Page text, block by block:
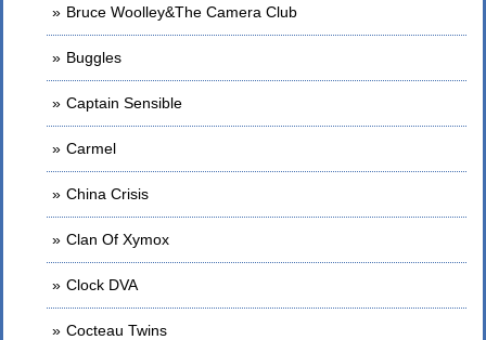
Bruce Woolley&The Camera Club
Buggles
Captain Sensible
Carmel
China Crisis
Clan Of Xymox
Clock DVA
Cocteau Twins